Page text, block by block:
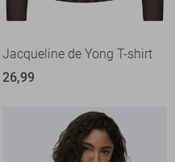
Jacqueline de Yong T-shirt
26,99